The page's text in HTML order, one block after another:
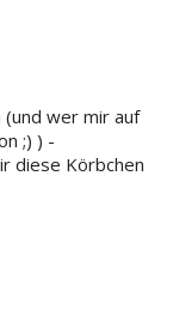
(und wer mir auf
;) ) -
diese Körbchen